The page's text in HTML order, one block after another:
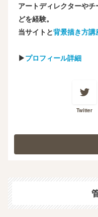
アートディレクターや
どを経験。
当サイトと背景描き方
▶プロフィール詳細
Twitter